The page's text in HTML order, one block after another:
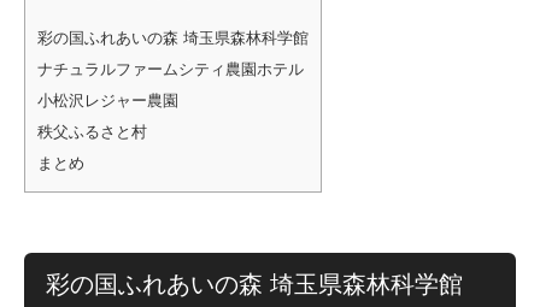
彩の国ふれあいの森 埼玉県森林科学館
ナチュラルファームシティ農園ホテル
小松沢レジャー農園
秩父ふるさと村
まとめ
彩の国ふれあいの森 埼玉県森林科学館